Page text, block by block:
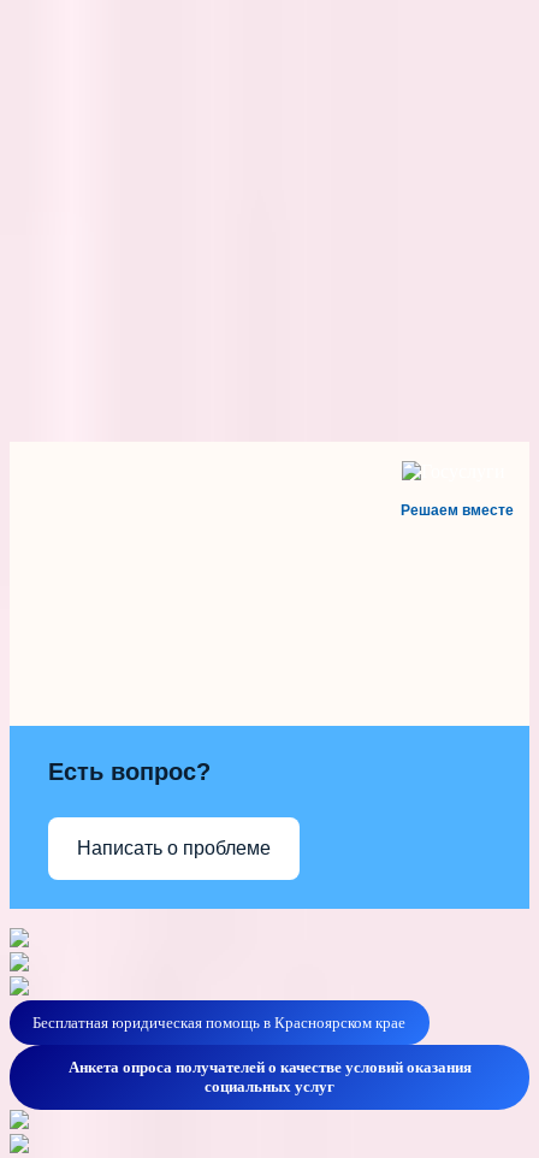
Решаем вместе
Есть вопрос?
Написать о проблеме
Бесплатная юридическая помощь в Красноярском крае
Анкета опроса получателей о качестве условий оказания
социальных услуг